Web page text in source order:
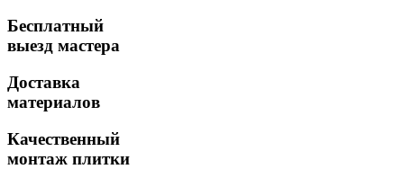
Бесплатный
выезд мастера
Доставка
материалов
Качественный
монтаж плитки